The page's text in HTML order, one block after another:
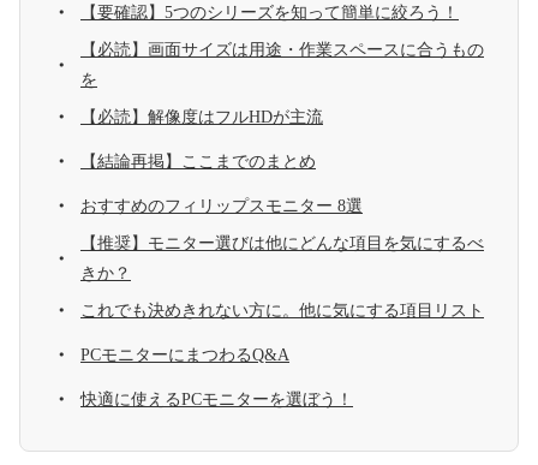
【要確認】5つのシリーズを知って簡単に絞ろう！
【必読】画面サイズは用途・作業スペースに合うもの
を
【必読】解像度はフルHDが主流
【結論再掲】ここまでのまとめ
おすすめのフィリップスモニター 8選
【推奨】モニター選びは他にどんな項目を気にするべ
きか？
これでも決めきれない方に。他に気にする項目リスト
PCモニターにまつわるQ&A
快適に使えるPCモニターを選ぼう！